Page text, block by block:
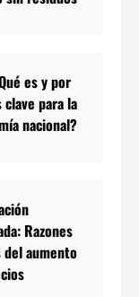
es y por
clave para la
nacional?
Razones
aumento